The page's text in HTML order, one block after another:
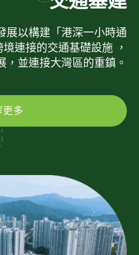
展以構建「港深一小時通
連接的交通基礎設施 ，
，並連接大灣區的重鎮。
更多